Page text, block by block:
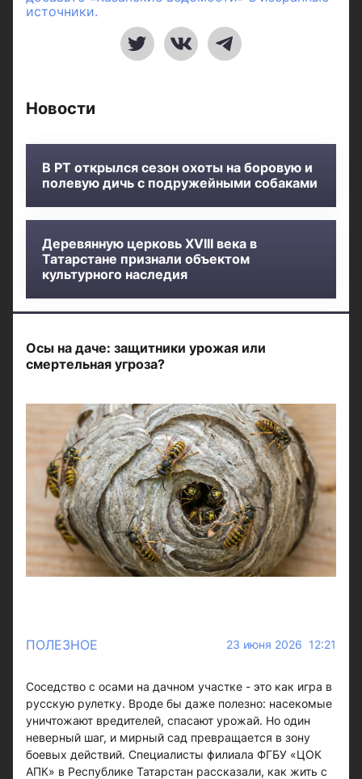
источники.
Новости
В РТ открылся сезон охоты на боровую и
полевую дичь с подружейными собаками
Деревянную церковь XVIII века в
Татарстане признали объектом
культурного наследия
Осы на даче: защитники урожая или
смертельная угроза?
ПОЛЕЗНОЕ 23 июня 2026 12:21
Соседство с осами на дачном участке - это как игра в
русскую рулетку. Вроде бы даже полезно: насекомые
уничтожают вредителей, спасают урожай. Но один
неверный шаг, и мирный сад превращается в зону
боевых действий. Специалисты филиала ФГБУ «ЦОК
АПК» в Республике Татарстан рассказали, как жить с